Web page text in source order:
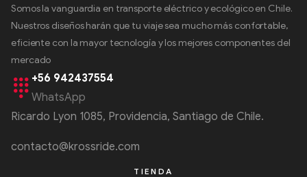
Somos la vanguardia en transporte eléctrico y ecológico en Chile.
Nuestros diseños harán que tu viaje sea mucho más confortable,
eficiente con la mayor tecnología y los mejores componentes del
mercado
+56 942437554
WhatsApp
Ricardo Lyon 1085, Providencia, Santiago de Chile.
contacto@krossride.com
TIENDA